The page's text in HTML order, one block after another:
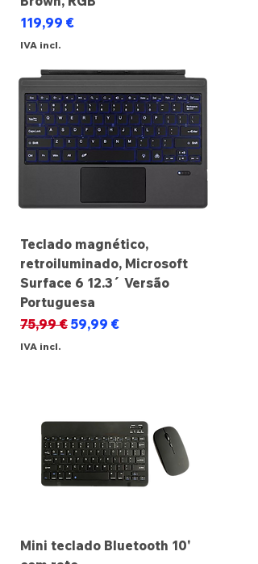
Preço
119,99 €
IVA incl.
Teclado magnético,
retroiluminado, Microsoft
Surface 6 12.3´ Versão
Portuguesa
Preço normal
75,99 € Preço promocional
59,99 €
IVA incl.
Mini teclado Bluetooth 10'